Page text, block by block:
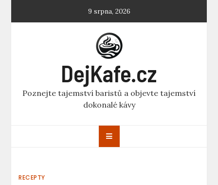
9 srpna, 2026
DejKafe.cz
Poznejte tajemství baristů a objevte tajemství
dokonalé kávy
RECEPTY